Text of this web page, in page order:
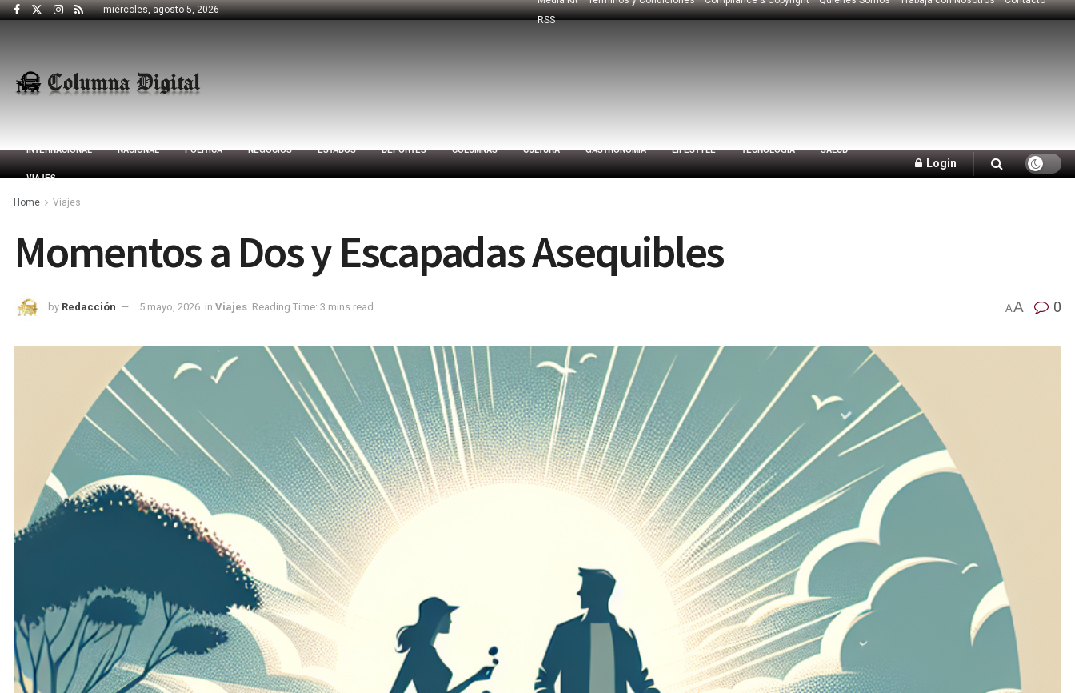
miércoles, agosto 5, 2026
RSS
INTERNACIONAL NACIONAL POLÍTICA NEGOCIOS ESTADOS DEPORTES COLUMNAS CULTURA GASTRONOMÍA LIFESTYLE TECNOLOGÍA SALUD
VIAJES
Login
Home Viajes
Momentos a Dos y Escapadas Asequibles
by Redacción 5 mayo, 2026 in Viajes Reading Time: 3 mins read AA 0